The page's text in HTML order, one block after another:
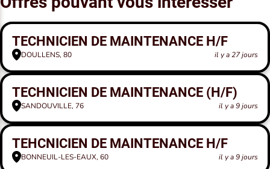
TECHNICIEN DE MAINTENANCE H/F
DOULLENS, 80 il y a 27 jours
TECHNICIEN DE MAINTENANCE (H/F)
SANDOUVILLE, 76 il y a 9 jours
TEHCNICIEN DE MAINTENANCE H/F
BONNEUIL-LES-EAUX, 60 il y a 9 jours